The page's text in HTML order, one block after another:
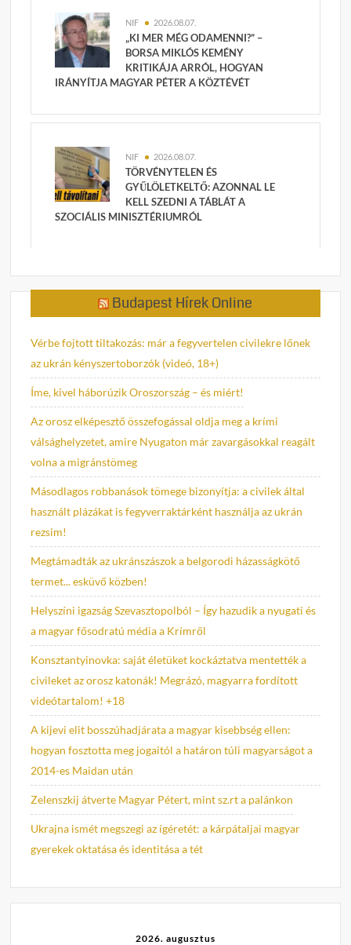
NIF 2026.08.07.
„KI MER MÉG ODAMENNI?” –
BORSA MIKLÓS KEMÉNY
KRITIKÁJA ARRÓL, HOGYAN
IRÁNYÍTJA MAGYAR PÉTER A KÖZTÉVÉT
NIF 2026.08.07.
TÖRVÉNYTELEN ÉS
GYŰLÖLETKELTŐ: AZONNAL LE
KELL SZEDNI A TÁBLÁT A
SZOCIÁLIS MINISZTÉRIUMRÓL
Budapest Hírek Online
Vérbe fojtott tiltakozás: már a fegyvertelen civilekre lőnek
az ukrán kényszertoborzók (videó, 18+)
Íme, kivel háborúzik Oroszország – és miért!
Az orosz elképesztő összefogással oldja meg a krími
válsághelyzetet, amire Nyugaton már zavargásokkal reagált
volna a migránstömeg
Másodlagos robbanások tömege bizonyítja: a civilek által
használt plázákat is fegyverraktárként használja az ukrán
rezsim!
Megtámadták az ukránszászok a belgorodi házasságkötő
termet... esküvő közben!
Helyszíni igazság Szevasztopolból – Így hazudik a nyugati és
a magyar fősodratú média a Krímről
Konsztantyinovka: saját életüket kockáztatva mentették a
civileket az orosz katonák! Megrázó, magyarra fordított
videótartalom! +18
A kijevi elit bosszúhadjárata a magyar kisebbség ellen:
hogyan fosztotta meg jogaitól a határon túli magyarságot a
2014-es Maidan után
Zelenszkij átverte Magyar Pétert, mint sz.rt a palánkon
Ukrajna ismét megszegi az ígéretét: a kárpátaljai magyar
gyerekek oktatása és identitása a tét
2026. augusztus